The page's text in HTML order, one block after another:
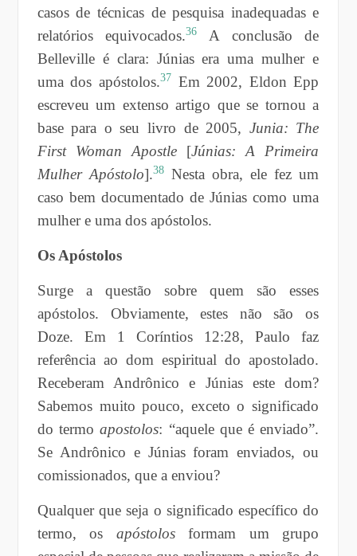
casos de técnicas de pesquisa inadequadas e
relatórios equivocados.36
A conclusão de
Belleville é clara: Júnias era uma mulher e
uma dos apóstolos.37
Em 2002, Eldon Epp
escreveu um extenso artigo que se tornou a
base para o seu livro de 2005, Junia: The
First Woman Apostle[Júnias: A Primeira
Mulher Apóstolo].38Nesta obra, ele fez um
caso bem documentado de Júnias como uma
mulher e uma dos apóstolos.
Os Apóstolos
Surge a questão sobre quem são esses
apóstolos. Obviamente, estes não são os
Doze. Em 1 Coríntios 12:28, Paulo faz
referência ao dom espiritual do apostolado.
Receberam Andrônico e Júnias este dom?
Sabemos muito pouco, exceto o significado
do termoapostolos: “aquele que é enviado”.
Se Andrônico e Júnias foram enviados, ou
comissionados, que a enviou?
Qualquer que seja o significado específico do
termo, os apóstolosformam um grupo